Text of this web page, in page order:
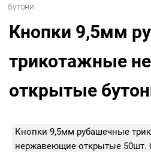
бутони
Кнопки 9,5мм
трикотажные
открытые
Кнопки 9,5мм рубашечные
нержавеющие открытые 50шт.